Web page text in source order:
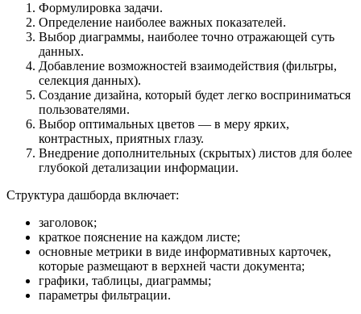
Формулировка задачи.
Определение наиболее важных показателей.
Выбор диаграммы, наиболее точно отражающей суть
данных.
Добавление возможностей взаимодействия (фильтры,
селекция данных).
Создание дизайна, который будет легко восприниматься
пользователями.
Выбор оптимальных цветов — в меру ярких,
контрастных, приятных глазу.
Внедрение дополнительных (скрытых) листов для более
глубокой детализации информации.
Структура дашборда включает:
заголовок;
краткое пояснение на каждом листе;
основные метрики в виде информативных карточек,
которые размещают в верхней части документа;
графики, таблицы, диаграммы;
параметры фильтрации.